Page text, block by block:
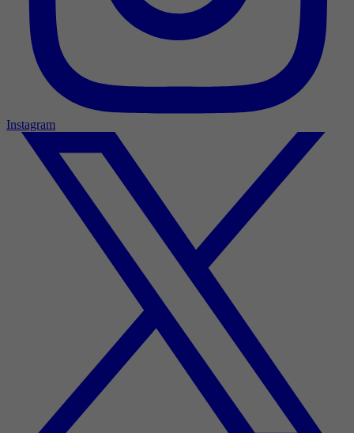
Instagram